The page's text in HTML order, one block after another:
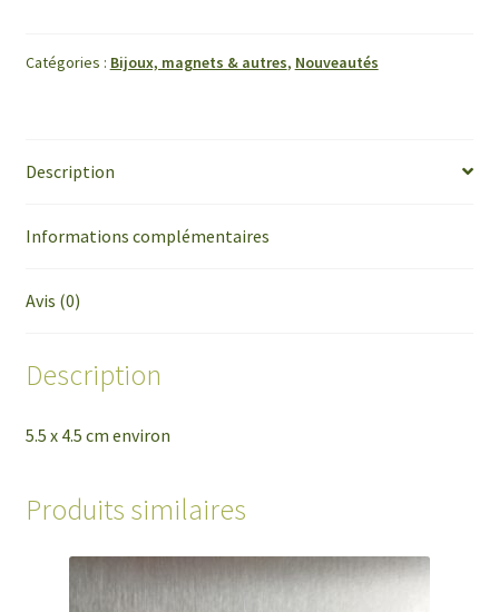
Catégories : Bijoux, magnets & autres, Nouveautés
Description
Informations complémentaires
Avis (0)
Description
5.5 x 4.5 cm environ
Produits similaires